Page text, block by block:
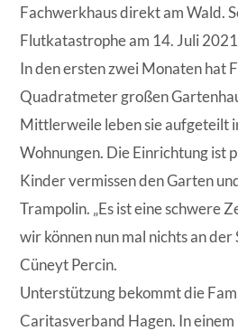
Fachwerkhaus direkt am Wald.
Flutkatastrophe am 14. Juli
In den ersten zwei Monaten hat
Quadratmeter großen
Mittlerweile leben sie aufgeteilt
Wohnungen. Die Einrichtung ist
Kinder vermissen den Garten
Trampolin. „Es ist eine schwere
wir können nun mal nichts an der
Cüneyt Percin.
Unterstützung bekommt die
Caritasverband Hagen. In